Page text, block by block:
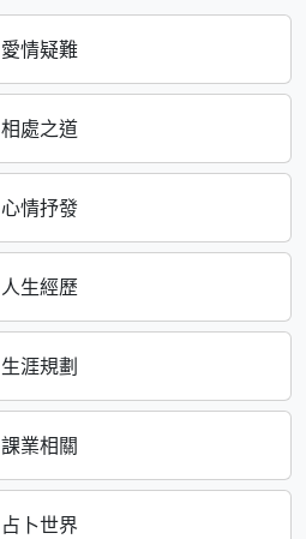
愛情疑難
相處之道
心情抒發
人生經歷
生涯規劃
課業相關
占卜世界